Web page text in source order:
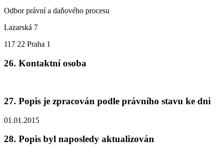
Odbor právní a daňového procesu
Lazarská 7
117 22 Praha 1
26. Kontaktní osoba
27. Popis je zpracován podle právního stavu ke dni
01.01.2015
28. Popis byl naposledy aktualizován